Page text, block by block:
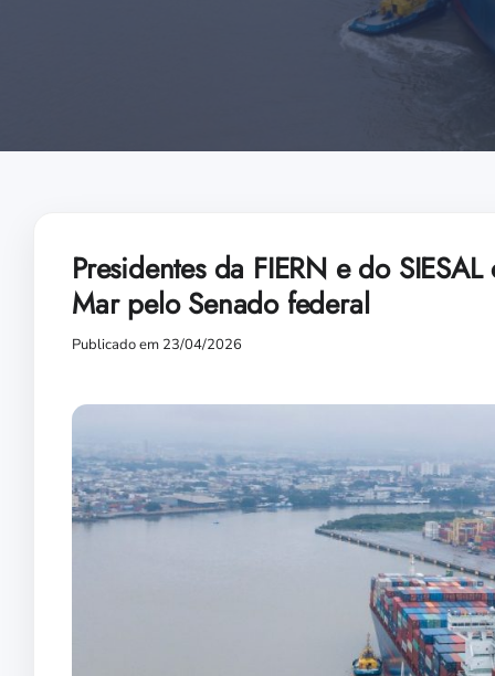
Presidentes da FIERN e do
Mar pelo Senado federal
Publicado em 23/04/2026